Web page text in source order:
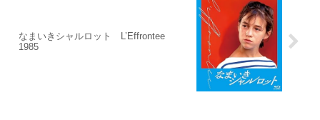
なまいきシャルロット L’Effrontee
1985